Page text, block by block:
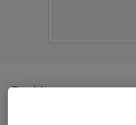
Position
-